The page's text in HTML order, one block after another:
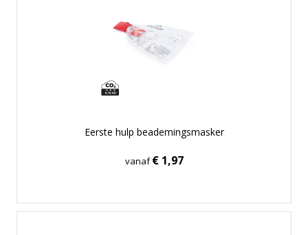
Eerste hulp beademingsmasker
vanaf€ 1,97